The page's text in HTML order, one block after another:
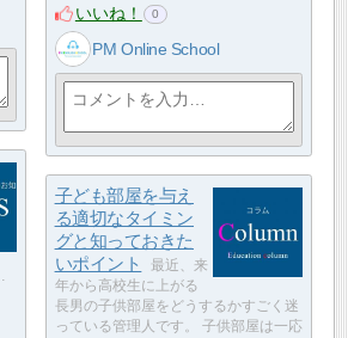
いいね！ 0
PM Online School
子ども部屋を与え
る適切なタイミン
グと知っておきた
いポイント
最近、来
年から高校生に上がる
長男の子供部屋をどうするかすごく迷
っている管理人です。 子供部屋は一応